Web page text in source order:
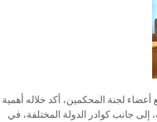
لجنة المحكمين، أكد خلاله أهمية
إلى جانب كوادر الدولة المختلفة، في